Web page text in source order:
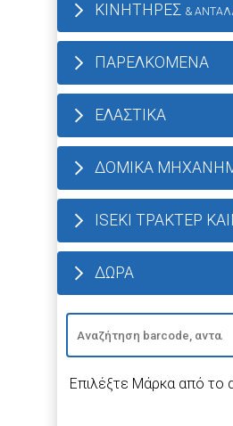
ΚΙΝΗΤΗΡΕΣ &
ΠΑΡΕΛΚΟΜΕΝΑ
ΕΛΑΣΤΙΚΑ
ΔΟΜΙΚΑ
ISEKI ΤΡΑΚΤΕΡ
ΔΩΡΑ
Επιλέξτε Μάρκα από το